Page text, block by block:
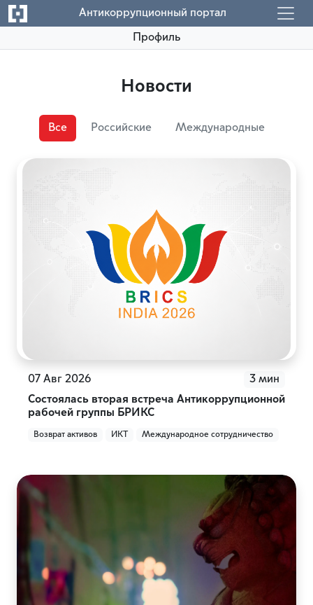
Антикоррупционный портал
Профиль
Новости
Все Российские Международные
07 Авг 2026
3 мин
Состоялась вторая встреча Антикоррупционной
рабочей группы БРИКС
Возврат активов ИКТ Международное сотрудничество